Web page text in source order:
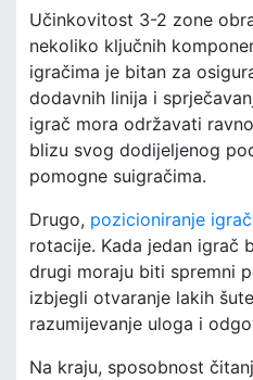
Učinkovitost 3-2 zone
nekoliko ključnih
igračima je bitan za
dodavnih linija i
igrač mora održavati
blizu svog dodijeljenog
pomogne suigračima.
Drugo, pozicioniranje
rotacije. Kada jedan igrač
drugi moraju biti spremni
izbjegli otvaranje lakih
razumijevanje uloga i
Na kraju, sposobnost